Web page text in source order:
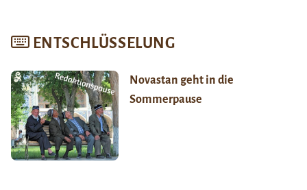
ENTSCHLÜSSELUNG
Novastan geht in die
Sommerpause